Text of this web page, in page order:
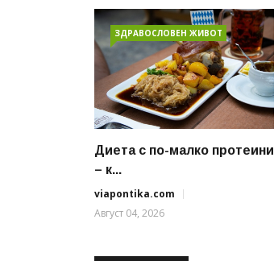
ЗДРАВОСЛОВЕН ЖИВОТ
Диета с по-малко протеини
– к...
viapontika.com
Август 04, 2026